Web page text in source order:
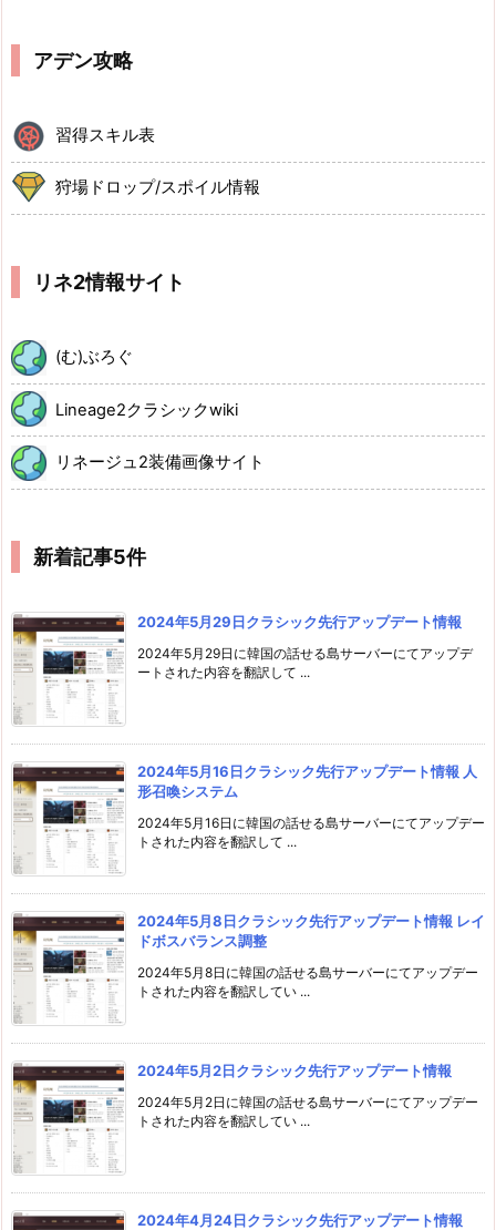
アデン攻略
習得スキル表
狩場ドロップ/スポイル情報
リネ2情報サイト
(む)ぶろぐ
Lineage2クラシックwiki
リネージュ2装備画像サイト
新着記事5件
2024年5月29日クラシック先行アップデート情報
2024年5月29日に韓国の話せる島サーバーにてアップデ
ートされた内容を翻訳して ...
2024年5月16日クラシック先行アップデート情報 人
形召喚システム
2024年5月16日に韓国の話せる島サーバーにてアップデー
トされた内容を翻訳して ...
2024年5月8日クラシック先行アップデート情報 レイ
ドボスバランス調整
2024年5月8日に韓国の話せる島サーバーにてアップデー
トされた内容を翻訳してい ...
2024年5月2日クラシック先行アップデート情報
2024年5月2日に韓国の話せる島サーバーにてアップデー
トされた内容を翻訳してい ...
2024年4月24日クラシック先行アップデート情報